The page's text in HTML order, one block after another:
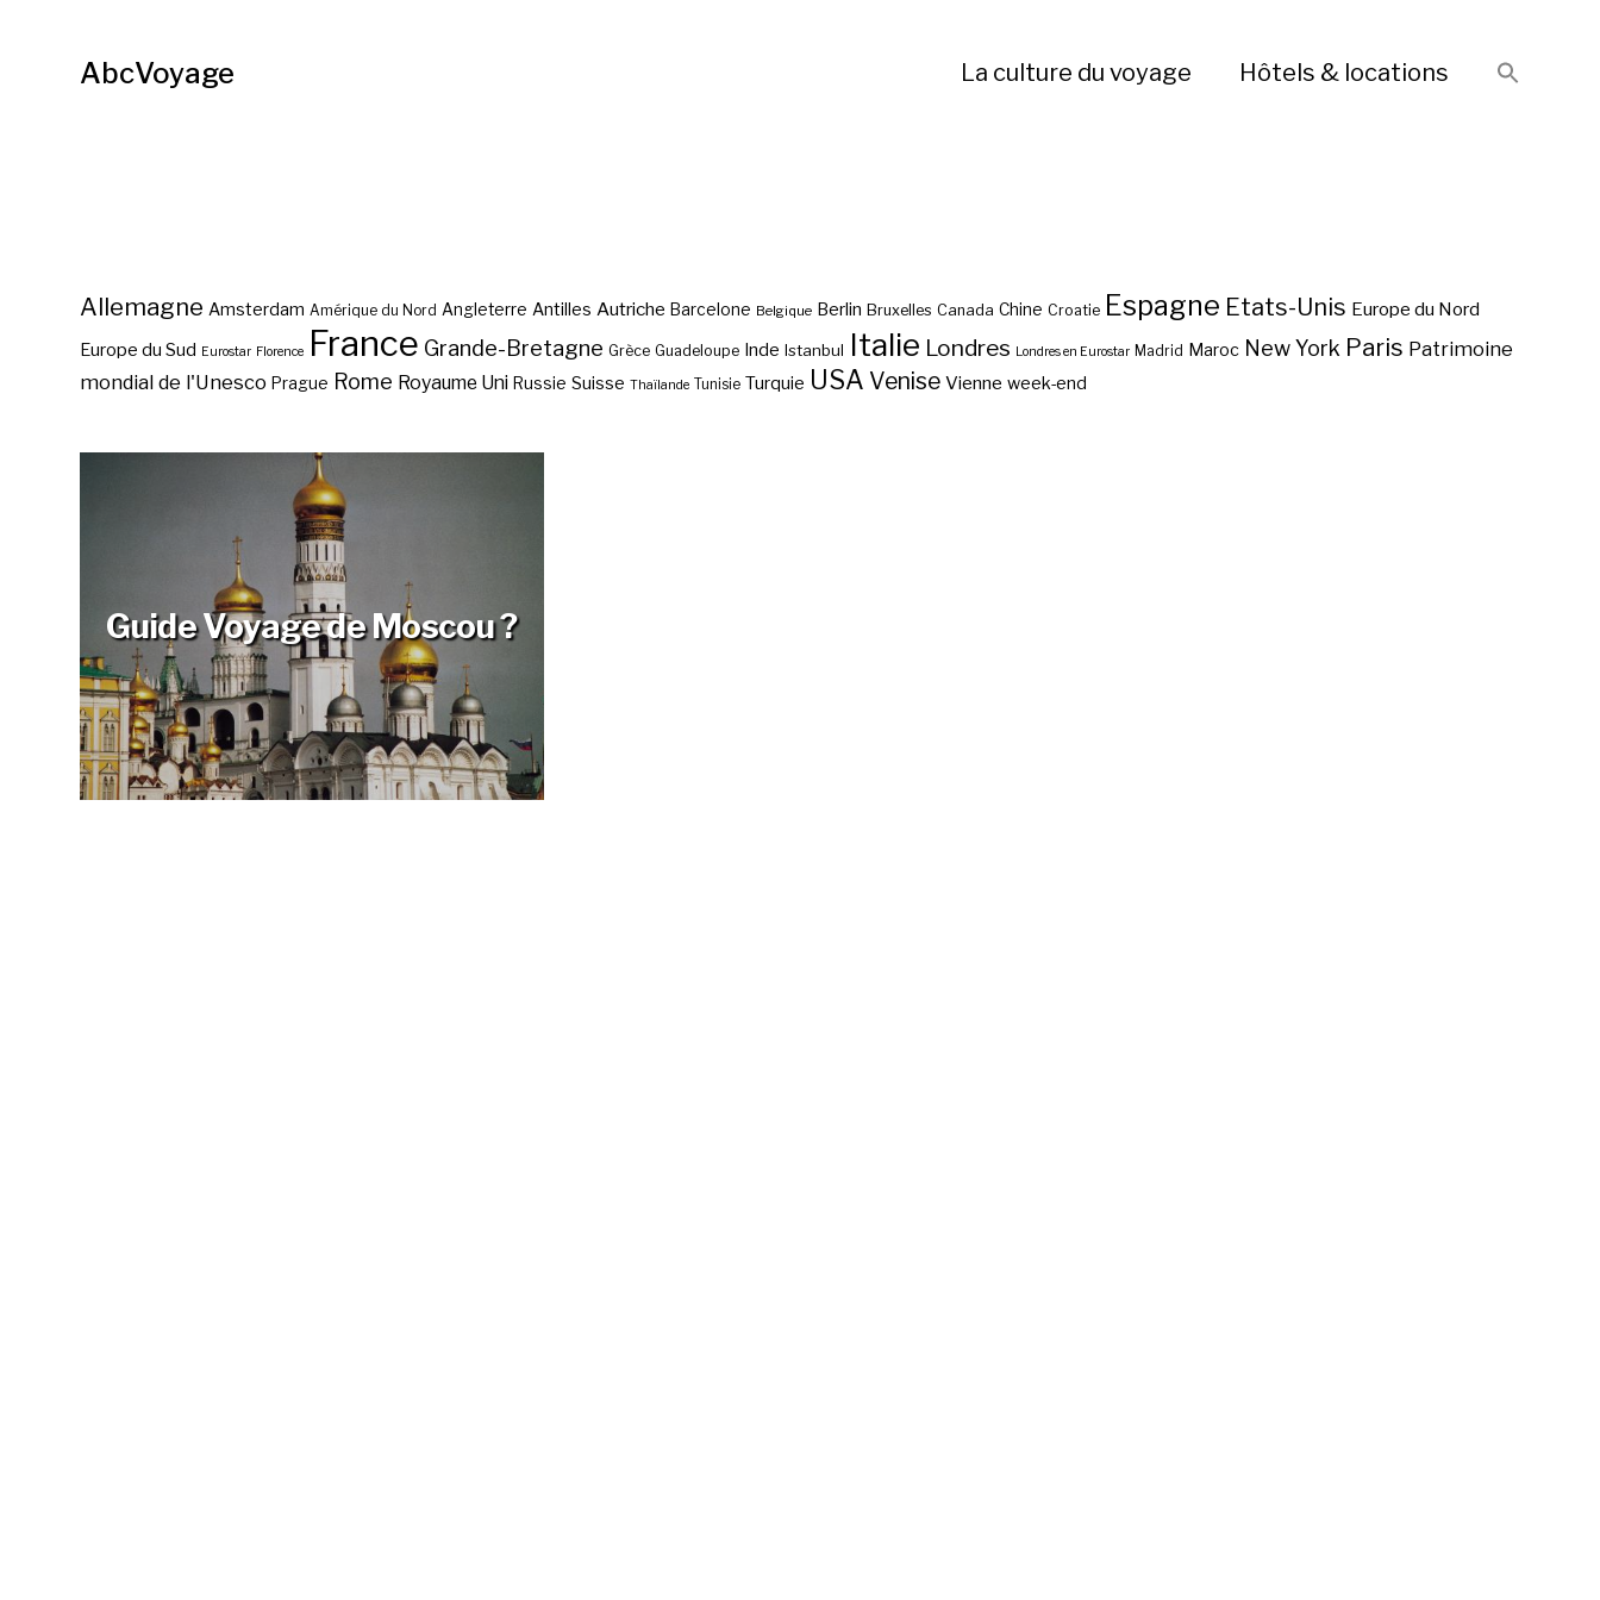
AbcVoyage La culture du voyage Hôtels & locations
Allemagne Amsterdam Amérique du Nord Angleterre Antilles Autriche Barcelone Belgique Berlin Bruxelles Canada Chine Croatie Espagne Etats-Unis Europe du Nord
Europe du Sud Eurostar Florence France Grande-Bretagne Grèce Guadeloupe Inde Istanbul Italie Londres Londres en Eurostar Madrid Maroc New York Paris Patrimoine
mondial de l'Unesco Prague Rome Royaume Uni Russie Suisse Thaïlande Tunisie Turquie USA Venise Vienne week-end
Guide Voyage de Moscou ?